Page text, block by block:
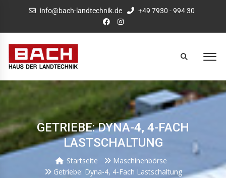
info@bach-landtechnik.de +49 7930 - 994 30
GETRIEBE: DYNA-4, 4-FACH
LASTSCHALTUNG
Startseite
Maschinenbörse
Getriebe: Dyna-4, 4-Fach Lastschaltung